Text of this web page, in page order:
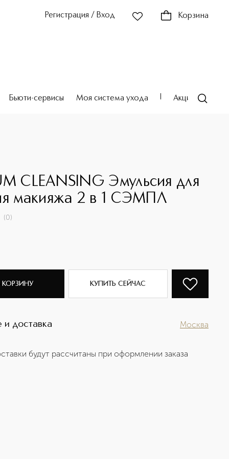
Регистрация / Вход Корзина
Бьюти-сервисы Моя система ухода Акции
CLEANSING Эмульсия для
макияжа 2 в 1 СЭМПЛ
(0)
КОРЗИНУ КУПИТЬ СЕЙЧАС
и доставка Москва
будут рассчитаны при оформлении заказа